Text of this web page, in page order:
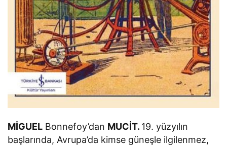
MİGUEL Bonnefoy’dan MUCİT. 19. yüzyılın
başlarında, Avrupa’da kimse güneşle ilgilenmez,